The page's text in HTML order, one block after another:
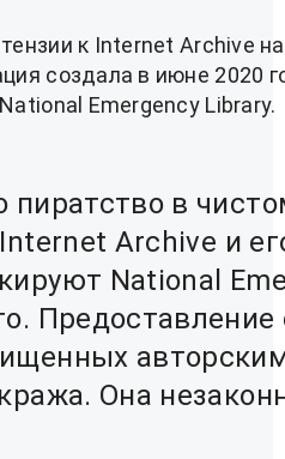
к Internet Archive
создала в июне 2020
Emergency Library.
пиратство в
Archive и
National
Предоставление
Она